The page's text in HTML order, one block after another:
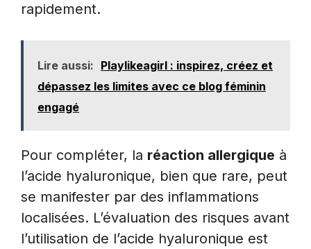
rapidement.
Lire aussi: Playlikeagirl : inspirez, créez et
dépassez les limites avec ce blog féminin
engagé
Pour compléter, la réaction allergique à
l’acide hyaluronique, bien que rare, peut
se manifester par des inflammations
localisées. L’évaluation des risques avant
l’utilisation de l’acide hyaluronique est